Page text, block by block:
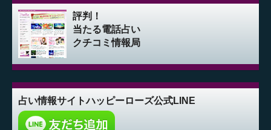
評判！
当たる電話占い
クチコミ情報局
占い情報サイトハッピーローズ公式LINE